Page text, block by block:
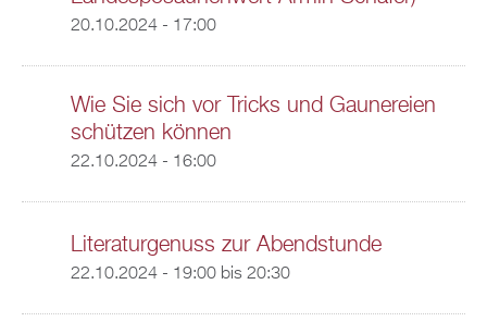
20.10.2024 - 17:00
Wie Sie sich vor Tricks und Gaunereien
schützen können
22.10.2024 - 16:00
Literaturgenuss zur Abendstunde
22.10.2024 - 19:00bis 20:30